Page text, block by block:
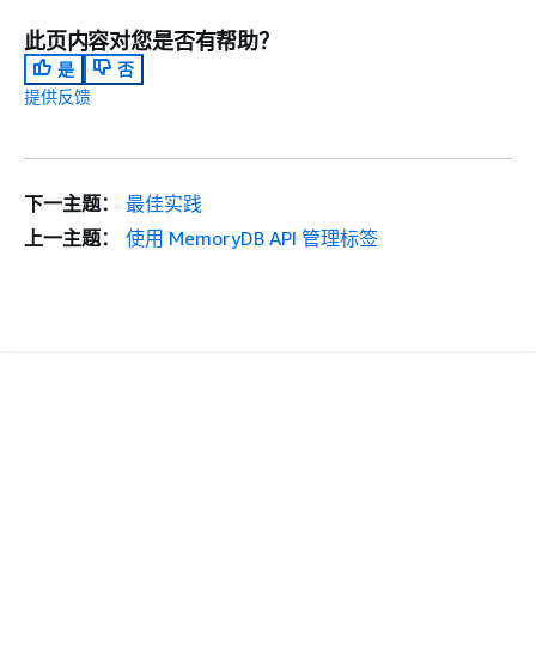
此页内容对您是否有帮助？
是
否
提供反馈
下一主题：
最佳实践
上一主题：
使用 MemoryDB API 管理标签